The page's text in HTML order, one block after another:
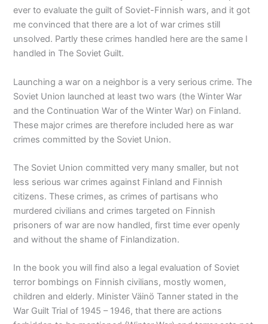
ever to evaluate the guilt of Soviet-Finnish wars, and it got
me convinced that there are a lot of war crimes still
unsolved. Partly these crimes handled here are the same I
handled in The Soviet Guilt.
Launching a war on a neighbor is a very serious crime. The
Soviet Union launched at least two wars (the Winter War
and the Continuation War of the Winter War) on Finland.
These major crimes are therefore included here as war
crimes committed by the Soviet Union.
The Soviet Union committed very many smaller, but not
less serious war crimes against Finland and Finnish
citizens. These crimes, as crimes of partisans who
murdered civilians and crimes targeted on Finnish
prisoners of war are now handled, first time ever openly
and without the shame of Finlandization.
In the book you will find also a legal evaluation of Soviet
terror bombings on Finnish civilians, mostly women,
children and elderly. Minister Väinö Tanner stated in the
War Guilt Trial of 1945 – 1946, that there are actions